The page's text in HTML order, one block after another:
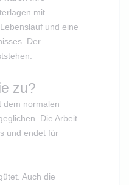
mit
und eine
Der
zu?
dem normalen
Die Arbeit
und endet für
Auch die